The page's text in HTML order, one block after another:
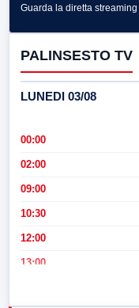
Guarda la diretta streaming
PALINSESTO TV
LUNEDI 03/08
00:00
02:00
09:00
10:30
12:00
13:00